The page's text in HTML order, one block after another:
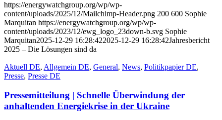
https://energywatchgroup.org/wp/wp-
content/uploads/2025/12/Mailchimp-Header.png 200 600 Sophie
Marquitan https://energywatchgroup.org/wp/wp-
content/uploads/2023/12/ewg_logo_23down-b.svg Sophie
Marquitan2025-12-29 16:28:422025-12-29 16:28:42Jahresbericht
2025 – Die Lösungen sind da
Aktuell DE, Allgemein DE, General, News, Politikpapier DE,
Presse, Presse DE
Pressemitteilung | Schnelle Überwindung der
anhaltenden Energiekrise in der Ukraine